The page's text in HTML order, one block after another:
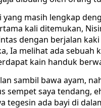
yang masih lengkap
kali ditemukan,
dengan berjalan kaki
Ia melihat ada sebuah
kain handuk
sambil bawa ayam,
sempet saya tendang,
tegesin ada bayi di